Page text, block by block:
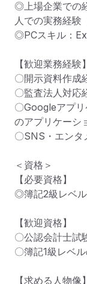
◎上場企業での
人での実務経験
◎PCスキル：
【歓迎業務経験】
〇開示資料作成
〇監査法人対応
〇Googleアプ
のアプリケーシ
〇SNS・エンタ
＜資格＞
【必要資格】
◎簿記2級レベ
【歓迎資格】
〇公認会計士試
〇簿記1級レベ
【求める人物像】